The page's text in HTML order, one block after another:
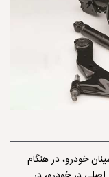
خودرو، در هنگام